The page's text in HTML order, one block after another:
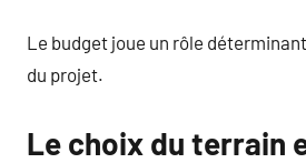
Le budget joue un rôle
du projet.
Le choix du terrain